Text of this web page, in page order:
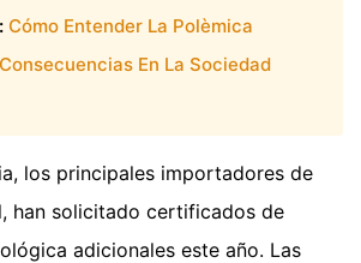
Cómo Entender La Polèmica
En La Sociedad
los principales importadores de
han solicitado certificados de
adicionales este año. Las